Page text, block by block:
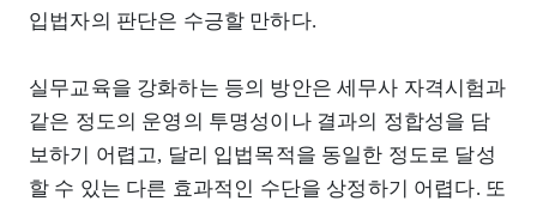
입법자의 판단은 수긍할 만하다.
실무교육을 강화하는 등의 방안은 세무사 자격시험과
같은 정도의 운영의 투명성이나 결과의 정합성을 담
보하기 어렵고, 달리 입법목적을 동일한 정도로 달성
할 수 있는 다른 효과적인 수단을 상정하기 어렵다. 또